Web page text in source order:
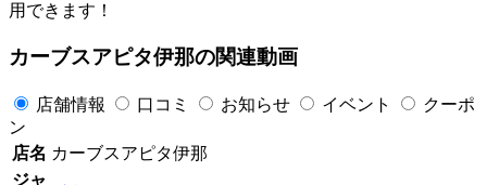
用できます！
カーブスアピタ伊那の関連動画
店舗情報 口コミ お知らせ イベント
クーポ
ン
店名 カーブスアピタ伊那
ジャ